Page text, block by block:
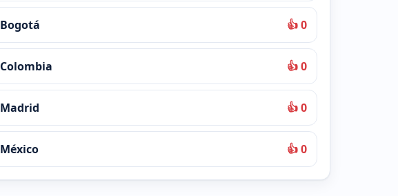
Bogotá 👍 0
Colombia 👍 0
Madrid 👍 0
México 👍 0